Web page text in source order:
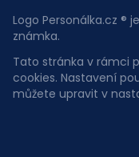
Logo Personálka.cz ®
známka.
Tato stránka v rámci
cookies. Nastavení
můžete upravit v